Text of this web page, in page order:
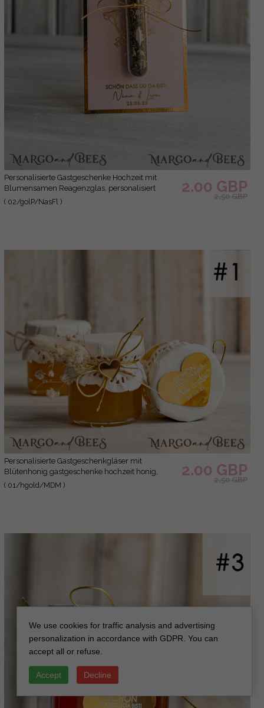
Personalisierte Gastgeschenke Hochzeit mit
Blumensamen Reagenzglas, personalisiert
Gastgeschenk Hochzeit Samen handgemachte
( 02/golP/NasFl )
2.00 GBP
2.50 GBP
Personalisierte Gastgeschenkgläser mit
Blütenhonig gastgeschenke hochzeit honig,
Honiggeschenkglas mit Honig, handgemachte
( 01/hgold/MDM )
2.00 GBP
2.50 GBP
We use cookies for traffic analysis and advertising
personalization in accordance with GDPR. You can
accept all or refuse.
Accept Decline